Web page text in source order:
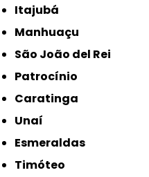
Itajubá
Manhuaçu
São João del Rei
Patrocínio
Caratinga
Unaí
Esmeraldas
Timóteo